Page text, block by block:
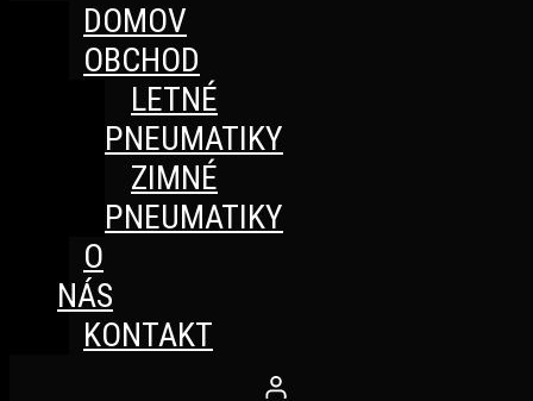
DOMOV
OBCHOD
LETNÉ
PNEUMATIKY
ZIMNÉ
PNEUMATIKY
O
NÁS
KONTAKT